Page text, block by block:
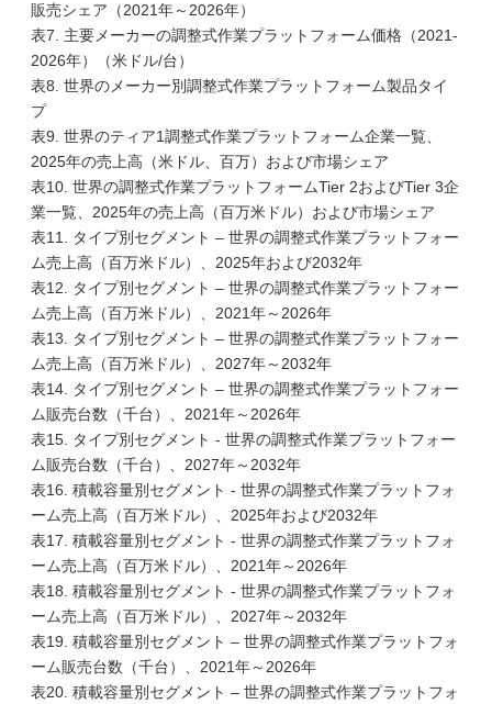
販売シェア（2021年～2026年）
表7. 主要メーカーの調整式作業プラットフォーム価格（2021-
2026年）（米ドル/台）
表8. 世界のメーカー別調整式作業プラットフォーム製品タイ
プ
表9. 世界のティア1調整式作業プラットフォーム企業一覧、
2025年の売上高（米ドル、百万）および市場シェア
表10. 世界の調整式作業プラットフォームTier 2およびTier 3企
業一覧、2025年の売上高（百万米ドル）および市場シェア
表11. タイプ別セグメント – 世界の調整式作業プラットフォー
ム売上高（百万米ドル）、2025年および2032年
表12. タイプ別セグメント – 世界の調整式作業プラットフォー
ム売上高（百万米ドル）、2021年～2026年
表13. タイプ別セグメント – 世界の調整式作業プラットフォー
ム売上高（百万米ドル）、2027年～2032年
表14. タイプ別セグメント – 世界の調整式作業プラットフォー
ム販売台数（千台）、2021年～2026年
表15. タイプ別セグメント - 世界の調整式作業プラットフォー
ム販売台数（千台）、2027年～2032年
表16. 積載容量別セグメント - 世界の調整式作業プラットフォ
ーム売上高（百万米ドル）、2025年および2032年
表17. 積載容量別セグメント - 世界の調整式作業プラットフォ
ーム売上高（百万米ドル）、2021年～2026年
表18. 積載容量別セグメント - 世界の調整式作業プラットフォ
ーム売上高（百万米ドル）、2027年～2032年
表19. 積載容量別セグメント – 世界の調整式作業プラットフォ
ーム販売台数（千台）、2021年～2026年
表20. 積載容量別セグメント – 世界の調整式作業プラットフォ